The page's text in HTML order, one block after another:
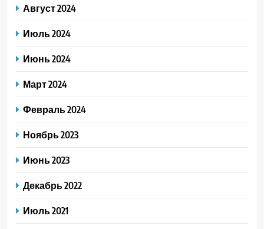
Август 2024
Июль 2024
Июнь 2024
Март 2024
Февраль 2024
Ноябрь 2023
Июнь 2023
Декабрь 2022
Июль 2021